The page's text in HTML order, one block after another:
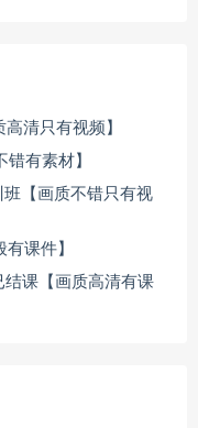
清只有视频】
有素材】
【画质不错只有视
课件】
课【画质高清有课